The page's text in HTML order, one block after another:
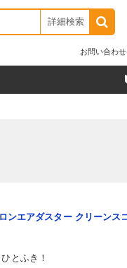
詳細検索
お問い合わ
ンエアダスター クリーンス
とふき！